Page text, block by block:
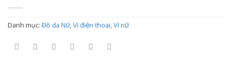
Danh mục: Đồ da Nữ, Ví điện thoại Ví nữ